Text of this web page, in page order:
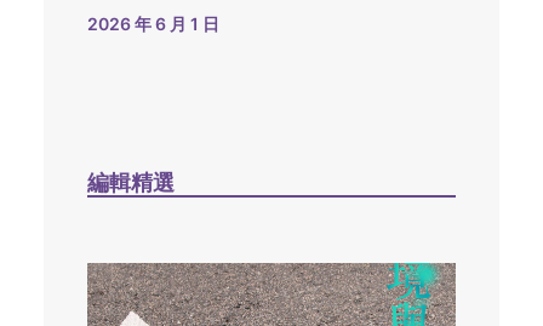
2026 年 6 月 1 日
編輯精選